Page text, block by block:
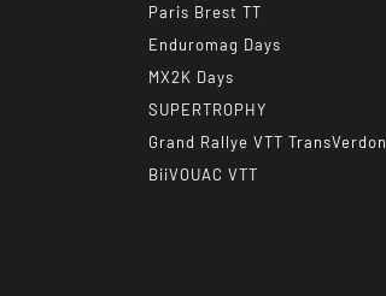
Paris Brest TT
Enduromag Days
MX2K Days
SUPERTROPHY
Grand Rallye VTT TransVerdon
BiiVOUAC VTT